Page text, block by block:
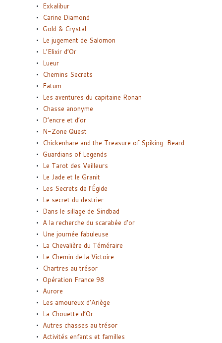
Exkalibur
Carine Diamond
Gold & Crystal
Le jugement de Salomon
L’Elixir d’Or
Lueur
Chemins Secrets
Fatum
Les aventures du capitaine Ronan
Chasse anonyme
D’encre et d’or
N-Zone Quest
Chickenhare and the Treasure of Spiking-Beard
Guardians of Legends
Le Tarot des Veilleurs
Le Jade et le Granit
Les Secrets de l’Égide
Le secret du destrier
Dans le sillage de Sindbad
A la recherche du scarabée d’or
Une journée fabuleuse
La Chevalière du Téméraire
Le Chemin de la Victoire
Chartres au trésor
Opération France 98
Aurore
Les amoureux d’Ariège
La Chouette d’Or
Autres chasses au trésor
Activités enfants et familles